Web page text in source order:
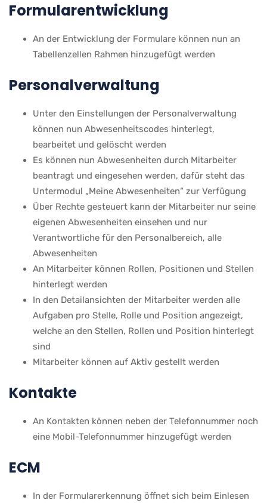
Formularentwicklung
An der Entwicklung der Formulare können nun an
Tabellenzellen Rahmen hinzugefügt werden
Personalverwaltung
Unter den Einstellungen der Personalverwaltung
können nun Abwesenheitscodes hinterlegt,
bearbeitet und gelöscht werden
Es können nun Abwesenheiten durch Mitarbeiter
beantragt und eingesehen werden, dafür steht das
Untermodul „Meine Abwesenheiten“ zur Verfügung
Über Rechte gesteuert kann der Mitarbeiter nur seine
eigenen Abwesenheiten einsehen und nur
Verantwortliche für den Personalbereich, alle
Abwesenheiten
An Mitarbeiter können Rollen, Positionen und Stellen
hinterlegt werden
In den Detailansichten der Mitarbeiter werden alle
Aufgaben pro Stelle, Rolle und Position angezeigt,
welche an den Stellen, Rollen und Position hinterlegt
sind
Mitarbeiter können auf Aktiv gestellt werden
Kontakte
An Kontakten können neben der Telefonnummer noch
eine Mobil-Telefonnummer hinzugefügt werden
ECM
In der Formularerkennung öffnet sich beim Einlesen